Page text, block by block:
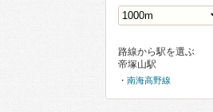
路線から駅を選ぶ
帝塚山駅
南海高野線